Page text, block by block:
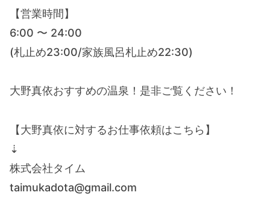
【営業時間】
6:00 〜 24:00
(札止め23:00/家族風呂札止め22:30)
大野真依おすすめの温泉！是非ご覧ください！
【大野真依に対するお仕事依頼はこちら】
⇣
株式会社タイム
taimukadota@gmail.com